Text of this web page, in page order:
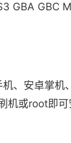
GBA GBC
、安卓掌机
机或root即